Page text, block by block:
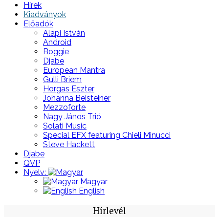
Hírek
Kiadványok
Előadók
Alapi István
Android
Boggie
Djabe
European Mantra
Gulli Briem
Horgas Eszter
Johanna Beisteiner
Mezzoforte
Nagy János Trió
Solati Music
Special EFX featuring Chieli Minucci
Steve Hackett
Djabe
QVP
Nyelv:
Magyar
English
Hírlevél